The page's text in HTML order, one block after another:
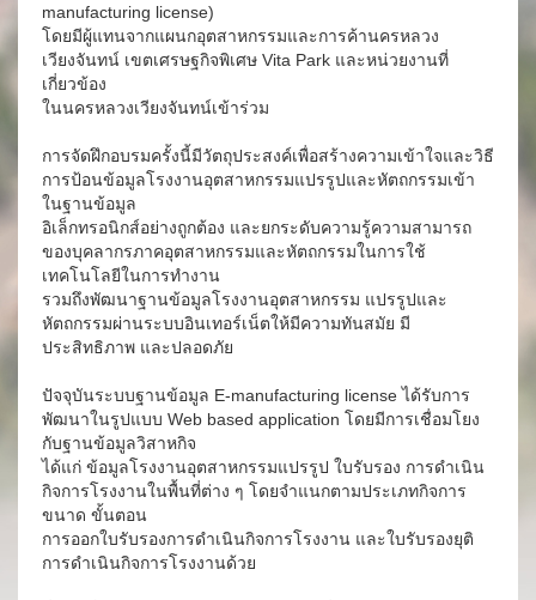
manufacturing license)
โดยมีผู้แทนจากแผนกอุตสาหกรรมและการค้านครหลวง
เวียงจันทน์ เขตเศรษฐกิจพิเศษ Vita Park และหน่วยงานที่
เกี่ยวข้อง
ในนครหลวงเวียงจันทน์เข้าร่วม
การจัดฝึกอบรมครั้งนี้มีวัตถุประสงค์เพื่อสร้างความเข้าใจและวิธี
การป้อนข้อมูลโรงงานอุตสาหกรรมแปรรูปและหัตถกรรมเข้า
ในฐานข้อมูล
อิเล็กทรอนิกส์อย่างถูกต้อง และยกระดับความรู้ความสามารถ
ของบุคลากรภาคอุตสาหกรรมและหัตถกรรมในการใช้
เทคโนโลยีในการทำงาน
รวมถึงพัฒนาฐานข้อมูลโรงงานอุตสาหกรรม แปรรูปและ
หัตถกรรมผ่านระบบอินเทอร์เน็ตให้มีความทันสมัย มี
ประสิทธิภาพ และปลอดภัย
ปัจจุบันระบบฐานข้อมูล E-manufacturing license ได้รับการ
พัฒนาในรูปแบบ Web based application โดยมีการเชื่อมโยง
กับฐานข้อมูลวิสาหกิจ
ได้แก่ ข้อมูลโรงงานอุตสาหกรรมแปรรูป ใบรับรอง การดำเนิน
กิจการโรงงานในพื้นที่ต่าง ๆ โดยจำแนกตามประเภทกิจการ
ขนาด ขั้นตอน
การออกใบรับรองการดำเนินกิจการโรงงาน และใบรับรองยุติ
การดำเนินกิจการโรงงานด้วย